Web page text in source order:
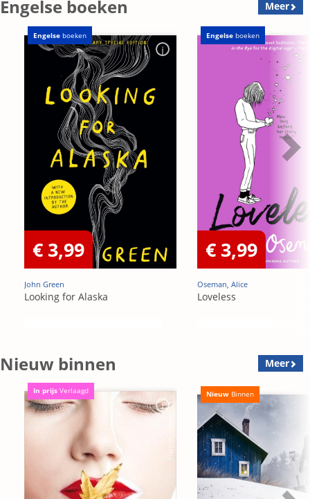
Engelse boeken Meer
Engelse boeken
€ 3,99
John Green
Looking for Alaska
Engelse boeken
€ 3,99
Oseman, Alice
Loveless
Nieuw binnen Meer
In prijs Verlaagd Nieuw Binnen